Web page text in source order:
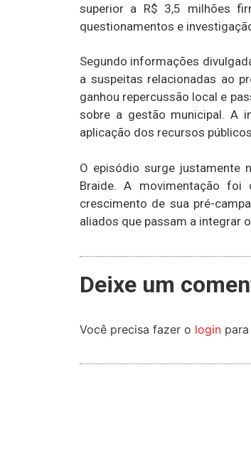
superior a R$ 3,5 milhões
questionamentos e
Segundo informações
a suspeitas relacionadas ao
ganhou repercussão local e
sobre a gestão municipal. A
aplicação dos recursos
O episódio surge justamente
Braide. A movimentação foi
crescimento de sua pré-
aliados que passam a integrar
Deixe um
Você precisa fazer o login